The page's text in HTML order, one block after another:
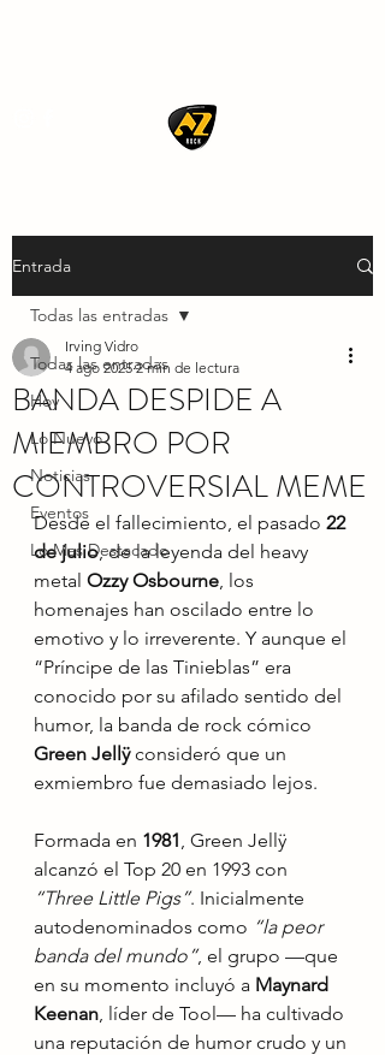
Entrada
Todas las entradas
Hoy
Lo Nuevo
Noticias
Eventos
Lo Mas Destacado
Todas las entradas
BANDA DESPIDE A
MIEMBRO POR
CONTROVERSIAL MEME
Irving Vidro
4 ago 2025 2 min de lectura
Desde el fallecimiento, el pasado 22
de julio, de la leyenda del heavy
metal Ozzy Osbourne, los
homenajes han oscilado entre lo
emotivo y lo irreverente. Y aunque el
“Príncipe de las Tinieblas” era
conocido por su afilado sentido del
humor, la banda de rock cómico
Green Jellÿ consideró que un
exmiembro fue demasiado lejos.
Formada en 1981, Green Jellÿ
alcanzó el Top 20 en 1993 con
“Three Little Pigs”. Inicialmente
autodenominados como “la peor
banda del mundo”, el grupo —que
en su momento incluyó a Maynard
Keenan, líder de Tool— ha cultivado
una reputación de humor crudo y un